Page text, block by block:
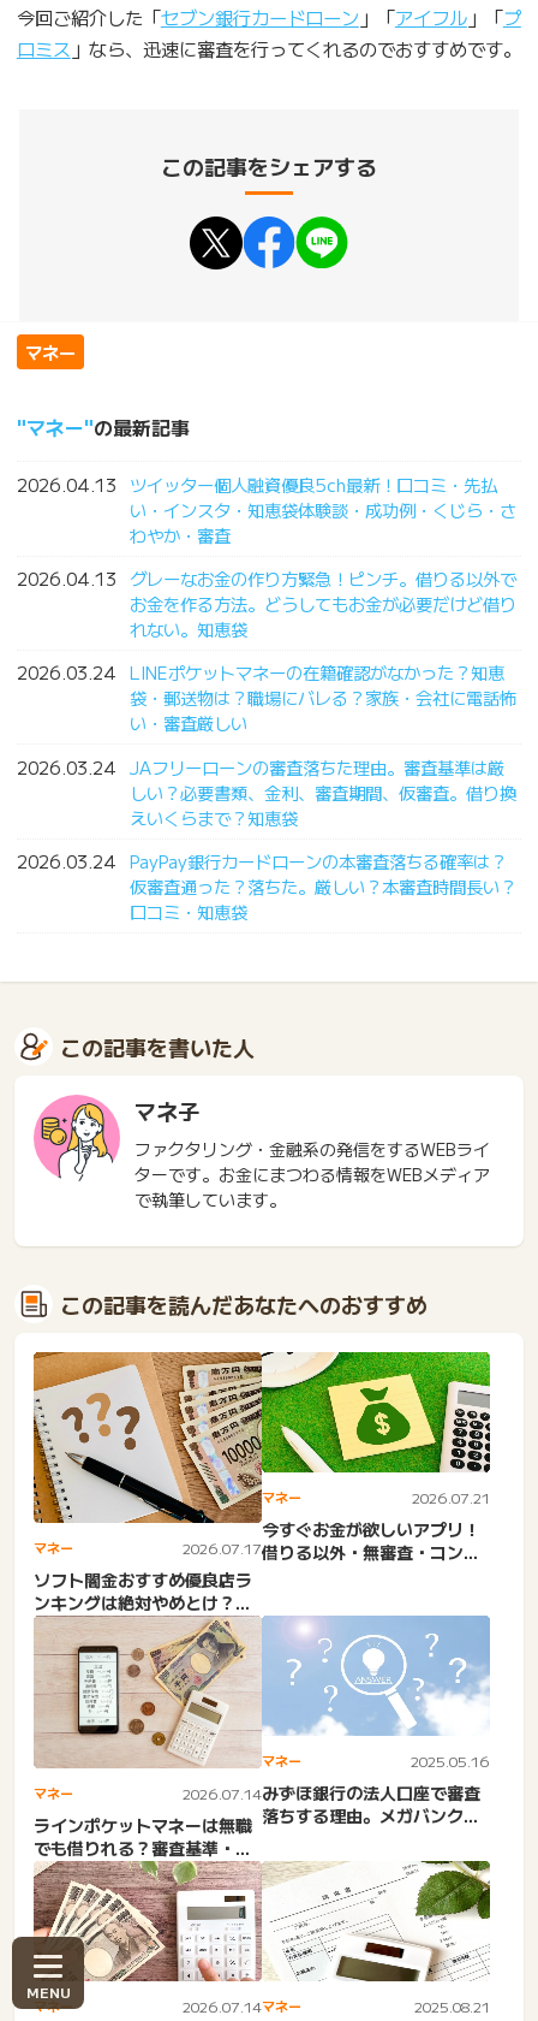
今回ご紹介した「セブン銀行カードローン 」「アイフル」「プ
ロミス 」なら、迅速に審査を行ってくれるのでおすすめです。
この記事をシェアする
マネー
マネー の最新記事
2026.04.13
ツイッター個人融資優良5ch最新！口コミ・先払
い・インスタ・知恵袋体験談・成功例・くじら・さ
わやか・審査
2026.04.13
グレーなお金の作り方緊急！ピンチ。借りる以外で
お金を作る方法。どうしてもお金が必要だけど借り
れない。知恵袋
2026.03.24 LINEポケットマネーの在籍確認がなかった？知恵
袋・郵送物は？職場にバレる？家族・会社に電話怖
い・審査厳しい
2026.03.24 JAフリーローンの審査落ちた理由。審査基準は厳
しい？必要書類、金利、審査期間、仮審査。借り換
えいくらまで？知恵袋
2026.03.24 PayPay銀行カードローンの本審査落ちる確率は？
仮審査通った？落ちた。厳しい？本審査時間長い？
口コミ・知恵袋
この記事を書いた人
マネ子
ファクタリング・金融系の発信をするWEBライ
ターです。お金にまつわる情報をWEBメディア
で執筆しています。
この記事を読んだあなたへのおすすめ
マネー 2026.07.17
ソフト闇金おすすめ優良店ラ
ンキングは絶対やめとけ？危
険性や違法性・デメリッ
ト。...
マネー 2026.07.21
今すぐお金が欲しいアプリ！
借りる以外・無審査・コンビ
マネー 2026.07.14
ラインポケットマネーは無職
でも借りれる？審査基準・在
籍確認・口コミまで徹底解
説...
マネー 2025.05.16
みずほ銀行の法人口座で審査
落ちする理由。メガバンクの
度...
マネー 2026.07.14マネー 2025.08.21